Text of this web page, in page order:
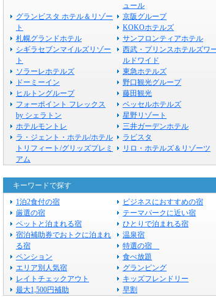
ュール
グランビスタ ホテル＆リゾー
ト
京阪グループ
KOKOホテルズ
札幌グランドホテル
サンフロンティアホテル
シギラセブンマイルズリゾー
ト
西武・プリンスホテルズワ
ルドワイド
ソラーレホテルズ
東急ホテルズ
ドーミーイン
野口観光グループ
ヒルトングループ
藤田観光
フォーポイント フレックス
by シェラトン
ベッセルホテルズ
星野リゾート
ホテルモントレ
三井ガーデンホテル
ラ・ジェント・ホテル/ホテル
トリフィート/グリッズプレミ
アム
ラビスタ
リロ・ホテルズ＆リゾーツ
キーワードで探す
1泊2食付の宿
ビジネスにおすすめの宿
厳選の宿
テーマパークに近い宿
ペットと泊まれる宿
ひとりで泊まれる宿
宿泊補助券でおトクに泊まれ
る宿
温泉宿
特選の宿
ペンション
食べ放題
エリア別人気宿
グランピング
レイトチェックアウト
キッズフレンドリー
最大1,500円補助
早割